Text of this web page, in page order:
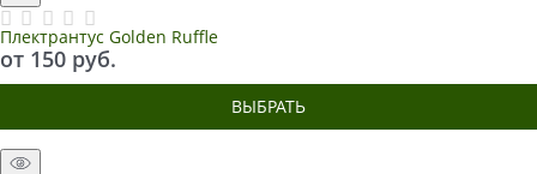
Плектрантус Golden Ruffle
от 150 руб.
ВЫБРАТЬ